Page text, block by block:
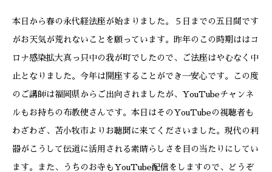
本日から春の永代経法座が始まりました。５日までの五日間です
がお天気が荒れないことを願っています。昨年のこの時期ははコ
ロナ感染拡大真っ只中の我が町でしたので、ご法座はやむなく中
止となりました。今年は開座することができ一安心です。この度
のご講師は福岡県からご出向されましたが、YouTubeチャンネ
ルもお持ちの布教使さんです。本日はそのYouTubeの視聴者も
わざわざ、苫小牧市よりお聴聞に来てくださいました。現代の利
器がこうして伝道に活用される素晴らしさを目の当たりにしてい
ます。また、うちのお寺もYouTube配信をしますので、どうぞ